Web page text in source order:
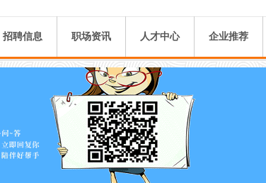
招聘信息 职场资讯 人才中心 企业推荐